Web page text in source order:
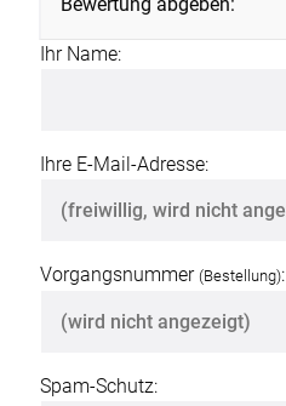
Ihr Name:
Ihre E-Mail-Adresse:
Vorgangsnummer (Bestellung):
Spam-Schutz: